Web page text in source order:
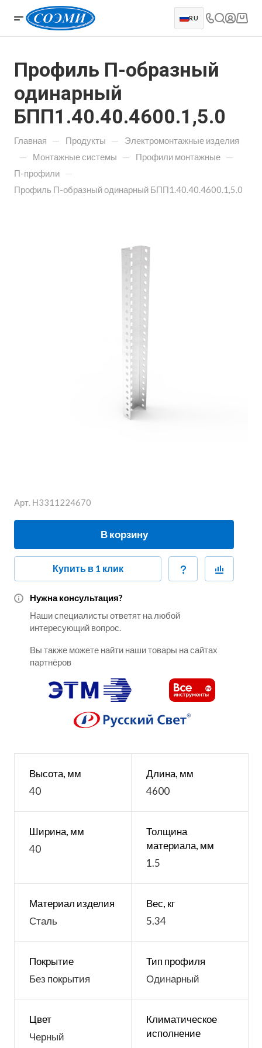
RU
Профиль П-образный
одинарный
БПП1.40.40.4600.1,5.0
Главная — Продукты — Электромонтажные изделия
— Монтажные системы — Профили монтажные —
П-профили —
Профиль П-образный одинарный БПП1.40.40.4600.1,5.0
Арт. Н3311224670
В корзину
Купить в 1 клик
Нужна консультация?
Наши специалисты ответят на любой
интересующий вопрос.
Вы также можете найти наши товары на сайтах
партнёров
Высота, мм
40
Длина, мм
4600
Ширина, мм
40
Толщина
материала, мм
1.5
Материал изделия
Сталь
Вес, кг
5.34
Покрытие
Без покрытия
Тип профиля
Одинарный
Цвет
Черный
Климатическое
исполнение